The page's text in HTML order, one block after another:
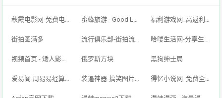
秋霞电影网-免费电影在线观看，2025最新电影、电视剧、综艺、动漫等，每天更新！ 蜜蜂旅游 - Good Luck To You! 福利游戏网_高返利网页游戏_单职业传奇网页游戏_三国策略游戏_变态页游平台_130游戏_圣妖网络
街拍图满多 流行俱乐部-街拍流行馆-街拍美女图片网站 哈喽生活网-分享生活中的点点滴滴，让你爱上每一天
视频首页 - 矮人影视-喝茶影院-2024最新影视大全免费在线观看 俄罗斯方块 黑狗绅士局
爱易阁-周易易经算卦算命网 装逼神器-搞笑图片-搞笑趣味幽默-虚构场景的神器- 自动生成图片 得忆小说网_免费全本小说_好看的小说推荐